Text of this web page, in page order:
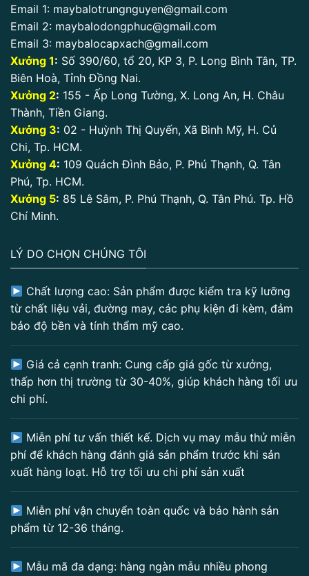
Email 1: maybalotrungnguyen@gmail.com
Email 2: maybalodongphuc@gmail.com
Email 3: maybalocapxach@gmail.com
Xưởng 1: Số 390/60, tổ 20, KP 3, P. Long Bình Tân, TP.
Biên Hoà, Tỉnh Đồng Nai.
Xưởng 2: 155 - Ấp Long Tường, X. Long An, H. Châu
Thành, Tiền Giang.
Xưởng 3: 02 - Huỳnh Thị Quyến, Xã Bình Mỹ, H. Củ
Chi, Tp. HCM.
Xưởng 4: 109 Quách Đình Bảo, P. Phú Thạnh, Q. Tân
Phú, Tp. HCM.
Xưởng 5: 85 Lê Sâm, P. Phú Thạnh, Q. Tân Phú. Tp. Hồ
Chí Minh.
LÝ DO CHỌN CHÚNG TÔI
Chất lượng cao: Sản phẩm được kiểm tra kỹ lưỡng
từ chất liệu vải, đường may, các phụ kiện đi kèm, đảm
bảo độ bền và tính thẩm mỹ cao.
Giá cả cạnh tranh: Cung cấp giá gốc từ xưởng,
thấp hơn thị trường từ 30-40%, giúp khách hàng tối ưu
chi phí.
Miễn phí tư vấn thiết kế. Dịch vụ may mẫu thử miễn
phí để khách hàng đánh giá sản phẩm trước khi sản
xuất hàng loạt. Hỗ trợ tối ưu chi phí sản xuất
Miễn phí vận chuyển toàn quốc và bảo hành sản
phẩm từ 12-36 tháng.
Mẫu mã đa dạng: hàng ngàn mẫu nhiều phong